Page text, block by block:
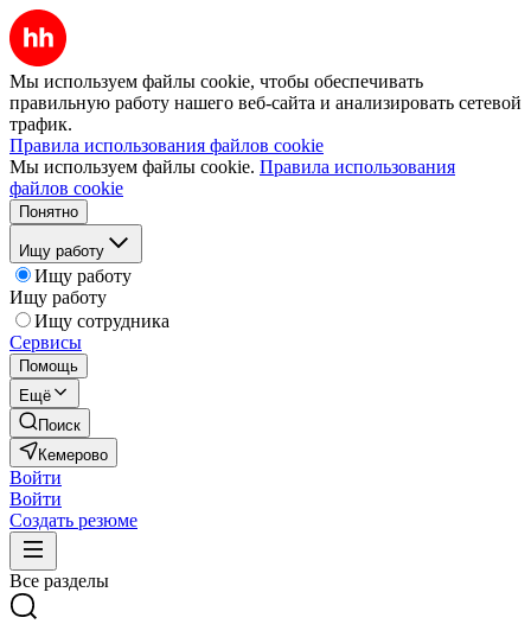
Мы используем файлы cookie, чтобы обеспечивать
правильную работу нашего веб-сайта и анализировать сетевой
трафик.
Правила использования файлов cookie
Мы используем файлы cookie. Правила использования
файлов cookie
Понятно
Ищу работу
Ищу работу
Ищу работу
Ищу сотрудника
Сервисы
Помощь
Ещё
Поиск
Кемерово
Войти
Войти
Создать резюме
Все разделы